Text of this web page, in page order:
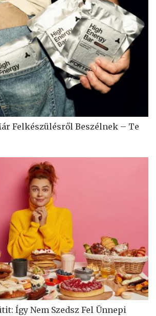
Felkészülésről Beszélnek – Te
Így Nem Szedsz Fel Ünnepi